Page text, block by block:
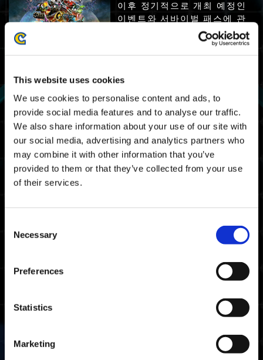
This website uses cookies
We use cookies to personalise content and ads, to
provide social media features and to analyse our traffic.
We also share information about your use of our site with
our social media, advertising and analytics partners who
may combine it with other information that you’ve
provided to them or that they’ve collected from your use
of their services.
Selection
Necessary
Preferences
Statistics
Marketing
이후 정기적으로 개최 예정인
이벤트와 서바이벌 패스에 관
Xbox Series X|S PlayStation®5
애니버서리 캠페인 공지
Xbox Series X|S Xbox One Windows PlayStation®5
PlayStation®4 Steam®
PlayStation®5
"EXOPRIMAL" 시즌 4 개최